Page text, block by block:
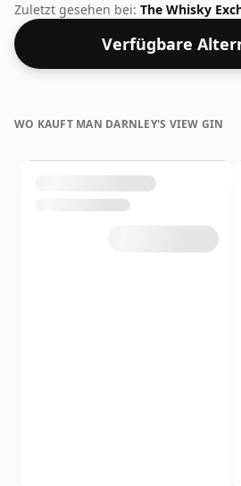
Zuletzt gesehen bei: The Whisky
Verfügbare
WO KAUFT MAN DARNLEY'S VIEW GIN